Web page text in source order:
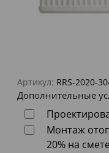
Артикул: RRS-2020-
Дополнительные
Монтаж
20% на смете